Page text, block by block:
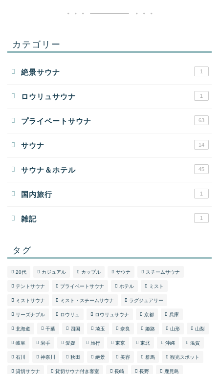
カテゴリー
絶景サウナ 1
ロウリュサウナ 1
プライベートサウナ 63
サウナ 14
サウナ＆ホテル 45
国内旅行 1
雑記 1
タグ
20代 カジュアル カップル サウナ スチームサウナ
テントサウナ プライベートサウナ ホテル ミスト
ミストサウナ ミスト・スチームサウナ ラグジュアリー
リーズナブル ロウリュ ロウリュサウナ 京都 兵庫
北海道 千葉 四国 埼玉 奈良 姫路 山形 山梨
岐阜 岩手 愛媛 旅行 東京 東北 沖縄 滋賀
石川 神奈川 秋田 絶景 美容 群馬 観光スポット
貸切サウナ 貸切サウナ付き客室 長崎 長野 鹿児島